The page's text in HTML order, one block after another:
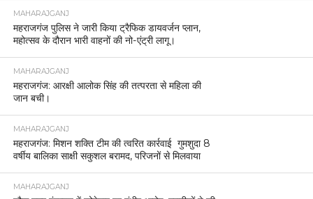
MAHARAJGANJ
महराजगंज पुलिस ने जारी किया ट्रैफिक डायवर्जन प्लान,
महोत्सव के दौरान भारी वाहनों की नो-एंट्री लागू।
MAHARAJGANJ
महराजगंज: आरक्षी आलोक सिंह की तत्परता से महिला की
जान बची।
MAHARAJGANJ
महराजगंज: मिशन शक्ति टीम की त्वरित कार्रवाई गुमशुदा 8
वर्षीय बालिका साक्षी सकुशल बरामद, परिजनों से मिलवाया
MAHARAJGANJ